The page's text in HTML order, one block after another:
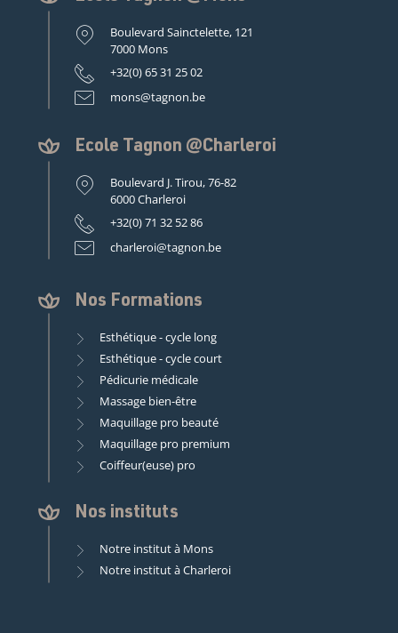
Boulevard Sainctelette, 121
7000 Mons
+32(0) 65 31 25 02
mons@tagnon.be
Ecole Tagnon @Charleroi
Boulevard J. Tirou, 76-82
6000 Charleroi
+32(0) 71 32 52 86
charleroi@tagnon.be
Nos Formations
Esthétique - cycle long
Esthétique - cycle court
Pédicurie médicale
Massage bien-être
Maquillage pro beauté
Maquillage pro premium
Coiffeur(euse) pro
Nos instituts
Notre institut à Mons
Notre institut à Charleroi